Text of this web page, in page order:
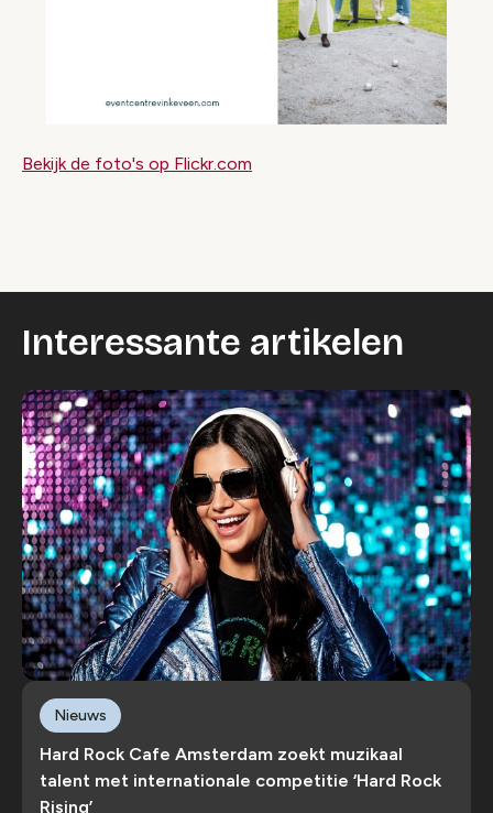
Bekijk de foto's op Flickr.com
Interessante artikelen
Hard Rock Cafe Amsterdam zoekt muzikaal
talent met internationale competitie ‘Hard Rock
Rising’
Nieuws